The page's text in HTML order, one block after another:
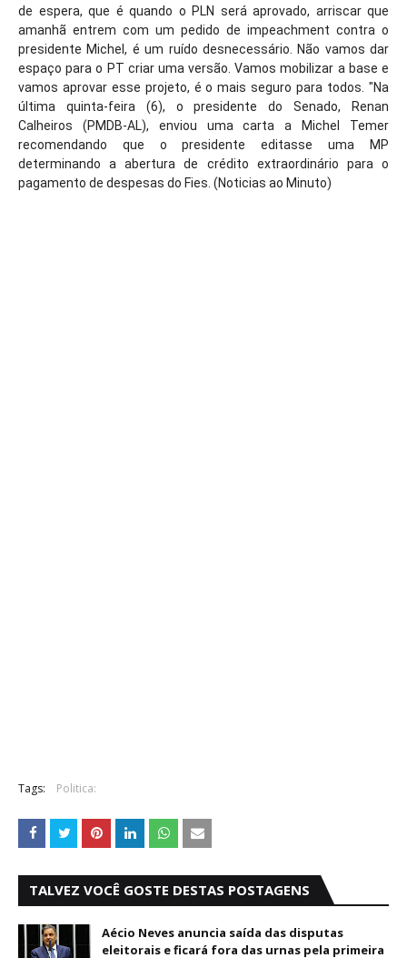
de espera, que é quando o PLN será aprovado, arriscar que
amanhã entrem com um pedido de impeachment contra o
presidente Michel, é um ruído desnecessário. Não vamos dar
espaço para o PT criar uma versão. Vamos mobilizar a base e
vamos aprovar esse projeto, é o mais seguro para todos. "Na
última quinta-feira (6), o presidente do Senado, Renan
Calheiros (PMDB-AL), enviou uma carta a Michel Temer
recomendando que o presidente editasse uma MP
determinando a abertura de crédito extraordinário para o
pagamento de despesas do Fies. (Noticias ao Minuto)
Tags: Politica:
TALVEZ VOCÊ GOSTE DESTAS POSTAGENS
Aécio Neves anuncia saída das disputas
eleitorais e ficará fora das urnas pela primeira